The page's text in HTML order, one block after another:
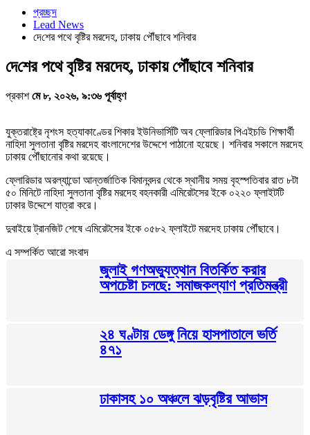
প্রচ্ছদ
Lead News
দে‌শের পথে বৃষ্টির মরদেহ, ঢাকায় পৌঁছাবে শনিবার
দে‌শের পথে বৃষ্টির মরদেহ, ঢাকায় পৌঁছাবে শনিবার
প্রকাশমে ৮, ২০২৬, ৯:৩৬ পূর্বাহ্ণ
যুক্তরাষ্ট্রে নৃশংস হত্যাকাণ্ডের শিকার ইউনিভার্সিটি অব ফ্লোরিডার পিএইচডি শিক্ষার্থী
নাহিদা সুলতানা বৃষ্টির মরদেহ বাংলাদেশের উদ্দেশে পাঠানো হয়েছে। শনিবার সকালে মরদেহ
ঢাকায় পৌঁছানোর কথা রয়েছে।
ফ্লোরিডার অরল্যান্ডো আন্তর্জাতিক বিমানবন্দর থেকে স্থানীয় সময় বৃহস্পতিবার রাত ৮টা
৫০ মিনিটে নাহিদা সুলতানা বৃষ্টির মরদেহ বহনকারী এমিরেটসের ইকে ০২২০ ফ্লাইটটি
ঢাকার উদ্দেশে যাত্রা করে।
দুবাইয়ে ট্রানজিট শেষে এমিরেটসের ইকে ০৫৮২ ফ্লাইটে মরদেহ ঢাকায় পৌঁছাবে।
এ সম্পর্কিত আরো সংবাদ
জুলাই গণঅভ্যুত্থান বিতর্কিত করার
অপচেষ্টা চলছে: সমাজকল্যাণ প্রতিমন্ত্রী
২৪ ঘণ্টায় ডেঙ্গু নিয়ে হাসপাতালে ভর্তি
৪৭১
ঢাকাসহ ১০ অঞ্চলে ঝড়বৃষ্টির আভাস